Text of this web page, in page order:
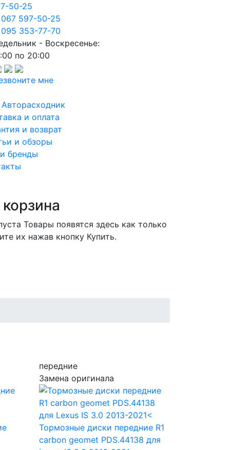
50-25
597-50-25
353-77-70
- Воскресенье:
по 20:00
мне
и оплата
и возврат
и обзоры
бренды
Товары появятся здесь как только
их нажав кнопку Купить.
передние
Замена оригинала
Тормозные диски передние R1
carbon geomet PDS.44138 для